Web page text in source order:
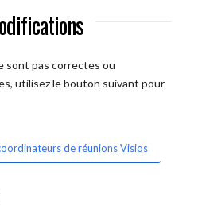
sont pas correctes ou
utilisez le bouton suivant pour
de réunions Visios